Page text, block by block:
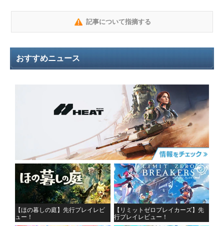
記事について指摘する
おすすめニュース
【ほの暮しの庭】先行プレイレビ
ュー！
【リミットゼロブレイカーズ】先
行プレイレビュー！